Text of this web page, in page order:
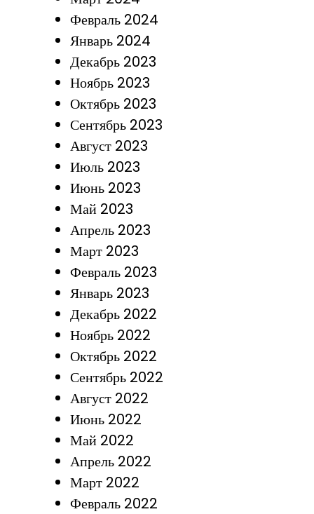
Февраль 2024
Январь 2024
Декабрь 2023
Ноябрь 2023
Октябрь 2023
Сентябрь 2023
Август 2023
Июль 2023
Июнь 2023
Май 2023
Апрель 2023
Март 2023
Февраль 2023
Январь 2023
Декабрь 2022
Ноябрь 2022
Октябрь 2022
Сентябрь 2022
Август 2022
Июнь 2022
Май 2022
Апрель 2022
Март 2022
Февраль 2022